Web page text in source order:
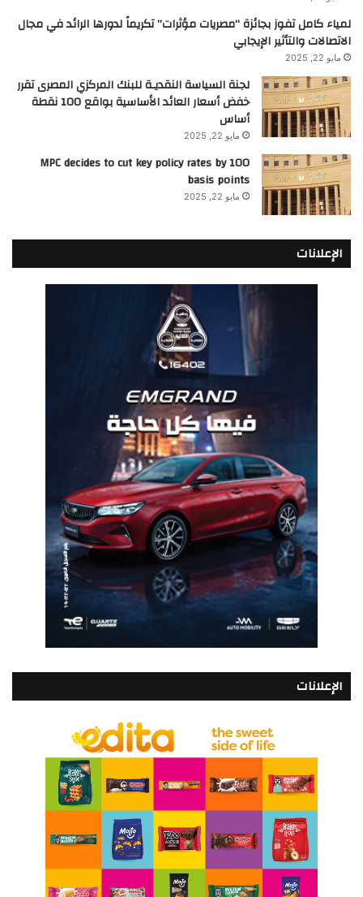
لمياء كامل تفوز بجائزة “مصريات مؤثرات” تكريماً لدورها الرائد في مجال
الاتصالات والتأثير الإيجابي
مايو 22, 2025
لجنة السياسة النقديـة للبنك المركزي المصرى تقرر
خفض أسعار العائد الأساسية بواقع 100 نقطة
أساس
مايو 22, 2025
MPC decides to cut key policy rates by 100
basis points
مايو 22, 2025
الإعلانات
الإعلانات